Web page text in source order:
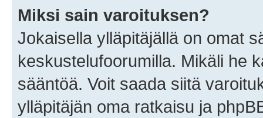
Miksi sain varoituksen?
Jokaisella ylläpitäjällä on omat
keskustelufoorumilla. Mikäli he
sääntöä. Voit saada siitä
ylläpitäjän oma ratkaisu ja